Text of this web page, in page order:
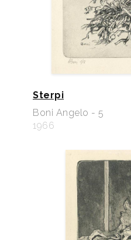
Sterpi
Boni Angelo - 5
1966